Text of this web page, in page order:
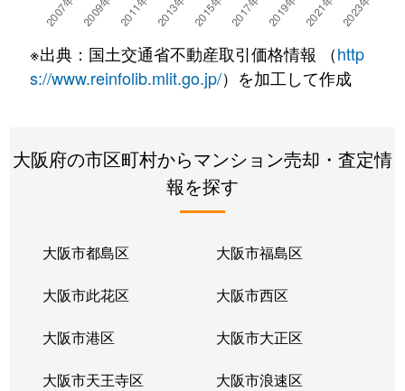
伏尾町
1,200万円 池田(大阪)
徒歩1時間
満寿美町
4,000万円 池田(大阪)
徒歩6分
満寿美町
3,900万円 池田(大阪)
徒歩4分
3,900万円 池田(大阪)
桃園
3,400万円 池田(大阪)
※出典：国土交通省不動産取引価格情報 （http
s://www.reinfolib.mlit.go.jp/）を加工して作成
大阪府の市区町村からマンション売却・査定情
報を探す
大阪市都島区 大阪市福島区
大阪市此花区 大阪市西区
大阪市港区 大阪市大正区
大阪市天王寺区 大阪市浪速区